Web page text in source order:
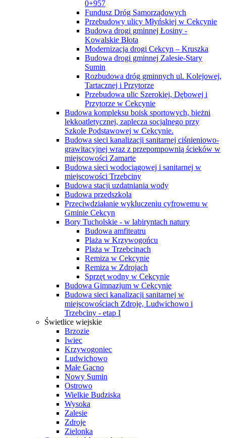
0+957
Fundusz Dróg Samorządowych
Przebudowy ulicy Młyńskiej w Cekcynie
Budowa drogi gminnej Łosiny -
Kowalskie Błota
Modernizacja drogi Cekcyn – Kruszka
Budowa drogi gminnej Zalesie-Stary
Sumin
Rozbudowa dróg gminnych ul. Kolejowej,
Tartacznej i Przytorze
Przebudowa ulic Szerokiej, Dębowej i
Przytorze w Cekcynie
Budowa kompleksu boisk sportowych, bieżni
lekkoatletycznej, zaplecza socjalnego przy
Szkole Podstawowej w Cekcynie.
Budowa sieci kanalizacji sanitarnej ciśnieniowo-
grawitacyjnej wraz z przepompownią ścieków w
miejscowości Zamarte
Budowa sieci wodociągowej i sanitarnej w
miejscowości Trzebciny
Budowa stacji uzdatniania wody
Budowa przedszkola
Przeciwdziałanie wykluczeniu cyfrowemu w
Gminie Cekcyn
Bory Tucholskie - w labiryntach natury
Budowa amfiteatru
Plaża w Krzywogońcu
Plaża w Trzebcinach
Remiza w Cekcynie
Remiza w Zdrojach
Sprzęt wodny w Cekcynie
Budowa Gimnazjum w Cekcynie
Budowa sieci kanalizacji sanitarnej w
miejscowościach Zdroje, Ludwichowo i
Trzebciny - etap I
Świetlice wiejskie
Brzozie
Iwiec
Krzywogoniec
Ludwichowo
Małe Gacno
Nowy Sumin
Ostrowo
Wielkie Budziska
Wysoka
Zalesie
Zdroje
Zielonka